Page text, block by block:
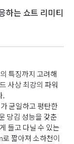
하는 쇼트 리미티
특징까지 고려해
사상 최강의 파워
.
균일하고 평탄한
당김 성능을 갖춘
들고 다닐 수 있는
짧아져 소하천이